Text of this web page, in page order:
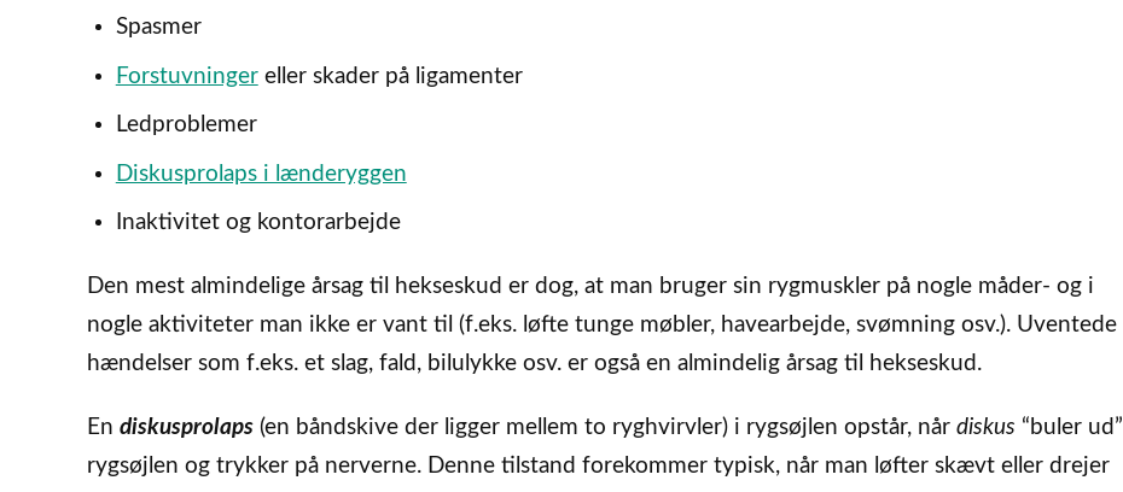
Spasmer
Forstuvningereller skader på ligamenter
Ledproblemer
Diskusprolaps i lænderyggen
Inaktivitet og kontorarbejde
Den mest almindelige årsag til hekseskud er dog, at man bruger sin rygmuskler på nogle måder- og i
nogle aktiviteter man ikke er vant til (f.eks. løfte tunge møbler, havearbejde, svømning osv.). Uventede
hændelser som f.eks. et slag, fald, bilulykke osv. er også en almindelig årsag til hekseskud.
En diskusprolaps (en båndskive der ligger mellem to ryghvirvler) i rygsøjlen opstår, når diskus “buler
rygsøjlen og trykker på nerverne. Denne tilstand forekommer typisk, når man løfter skævt eller drejer